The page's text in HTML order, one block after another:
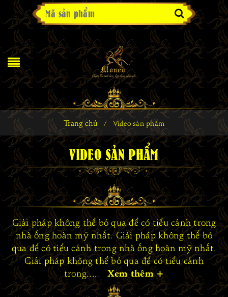
Trang chủ / Video sản phẩm
VIDEO SẢN PHẨM
Giải pháp không thể bỏ qua để có tiểu cảnh trong
nhà ống hoàn mỹ nhất. Giải pháp không thể bỏ
qua để có tiểu cảnh trong nhà ống hoàn mỹ nhất.
Giải pháp không thể bỏ qua để có tiểu cảnh
trong.... Xem thêm+